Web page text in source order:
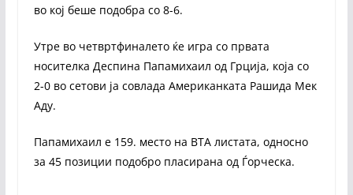
во кој беше подобра со 8-6.
Утре во четвртфиналето ќе игра со првата
носителка Деспина Папамихаил од Грција, која со
2-0 во сетови ја совлада Американката Рашида Мек
Аду.
Папамихаил е 159. место на ВТА листата, односно
за 45 позиции подобро пласирана од Ѓорческа.